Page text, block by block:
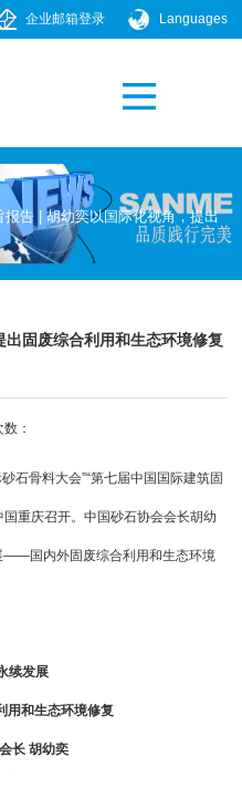
Languages
企业邮箱登录
报告 | 胡幼奕以国际化视角，提出
固废综合利用和生态环境修复
：
石骨料大会”“第七届中国国际建筑固
重庆召开。中国砂石协会会长胡幼
——国内外固废综合利用和生态环境
续发展
和生态环境修复
长 胡幼奕